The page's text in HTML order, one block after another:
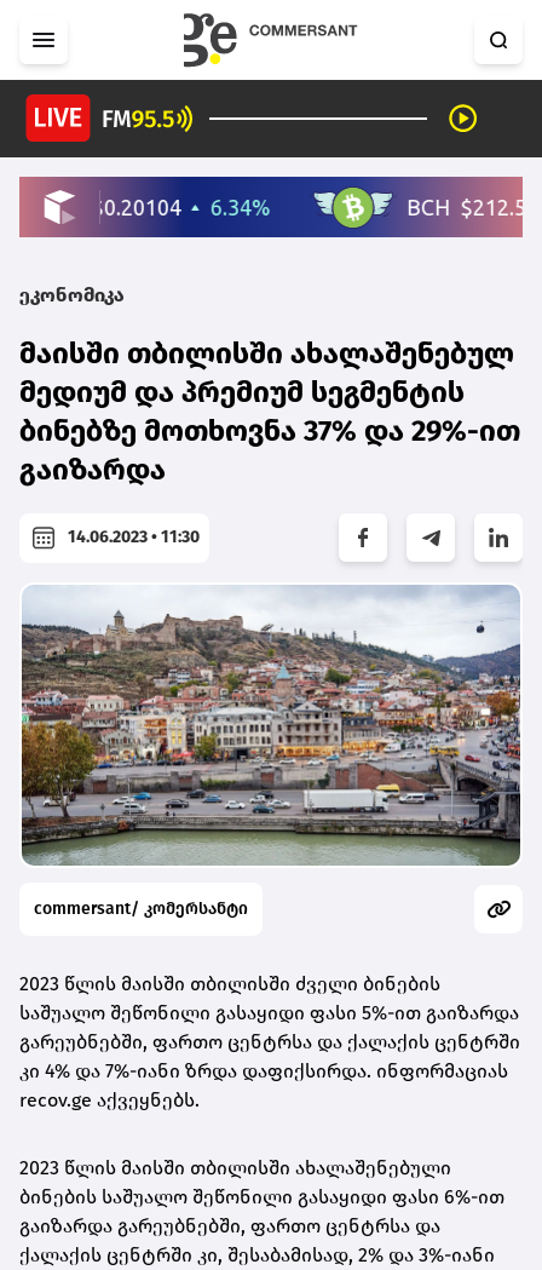
ეკონომიკა
მაისში თბილისში ახალაშენებულ
მედიუმ და პრემიუმ სეგმენტის
ბინებზე მოთხოვნა 37% და 29%-ით
გაიზარდა
14.06.2023 • 11:30
commersant/ კომერსანტი
2023 წლის მაისში თბილისში ძველი ბინების
საშუალო შეწონილი გასაყიდი ფასი 5%-ით გაიზარდა
გარეუბნებში, ფართო ცენტრსა და ქალაქის ცენტრში
კი 4% და 7%-იანი ზრდა დაფიქსირდა. ინფორმაციას
recov.ge აქვეყნებს.
2023 წლის მაისში თბილისში ახალაშენებული
ბინების საშუალო შეწონილი გასაყიდი ფასი 6%-ით
გაიზარდა გარეუბნებში, ფართო ცენტრსა და
ქალაქის ცენტრში კი, შესაბამისად, 2% და 3%-იანი